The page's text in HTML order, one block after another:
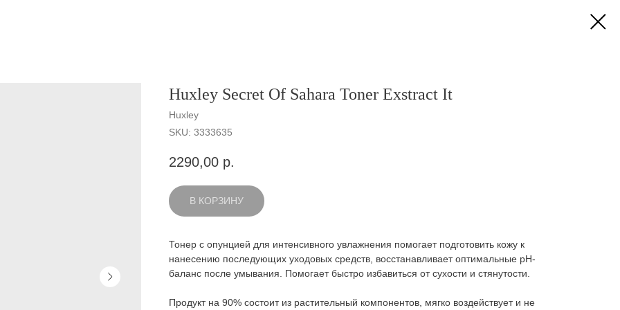
Huxley Secret Of Sahara Toner Exstract It
Huxley
SKU: 3333635
2290,00 р.
В КОРЗИНУ
Тонер с опунцией для интенсивного увлажнения помогает подготовить кожу к
нанесению последующих уходовых средств, восстанавливает оптимальные pH-
баланс после умывания. Помогает быстро избавиться от сухости и стянутости.
Продукт на 90% состоит из растительный компонентов, мягко воздействует и не